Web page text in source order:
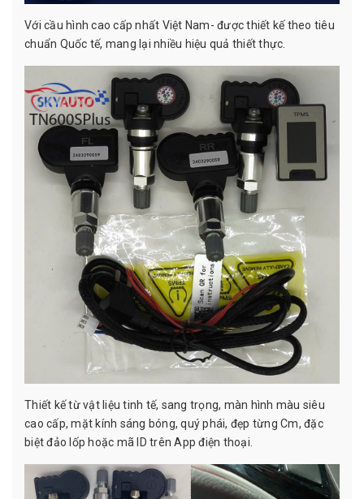
Với cầu hình cao cấp nhất Việt Nam- được thiết kế theo tiêu
chuẩn Quốc tế, mang lại nhiều hiệu quả thiết thực.
Thiết kế từ vật liệu tinh tế, sang trọng, màn hình màu siêu
cao cấp, mặt kính sáng bóng, quý phái, đẹp từng Cm, đặc
biệt đảo lốp hoặc mã ID trên App điện thoại.